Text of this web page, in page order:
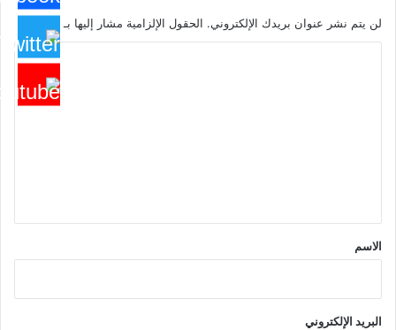
لن يتم نشر عنوان بريدك الإلكتروني. الحقول الإلزامية مشار إليها بـ
*
الاسم
البريد الإلكتروني